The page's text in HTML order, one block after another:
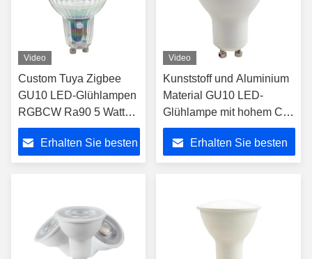
Video
Custom Tuya Zigbee
GU10 LED-Glühlampen
RGBCW Ra90 5 Watt
Gu10 Led Scheinwerfer
350 Lumen 230V
Erhalten Sie besten
Video
Kunststoff und Aluminium
Material GU10 LED-
Glühlampe mit hohem CRI
98 Dimmbar
Erhalten Sie besten